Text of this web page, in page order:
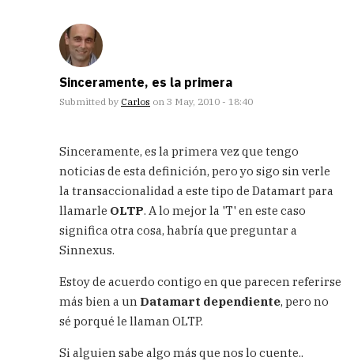
Sinceramente, es la primera
Submitted by Carlos on 3 May, 2010 - 18:40
reply
Muchas
gracias
por
tu
by
SugarFree
verified)
Sinceramente, es la primera vez que tengo
noticias de esta definición, pero yo sigo sin verle
la transaccionalidad a este tipo de Datamart para
llamarle OLTP. A lo mejor la 'T' en este caso
significa otra cosa, habría que preguntar a
Sinnexus.
Estoy de acuerdo contigo en que parecen referirse
más bien a un Datamart dependiente, pero no
sé porqué le llaman OLTP.
Si alguien sabe algo más que nos lo cuente..